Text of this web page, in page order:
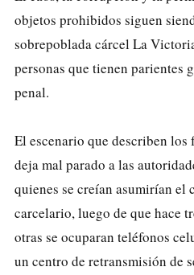
objetos prohibidos siguen
sobrepoblada cárcel La
personas que tienen parientes
penal.
El escenario que describen
deja mal parado a las
quienes se creían asumirían
carcelario, luego de que hace
otras se ocuparan teléfonos
un centro de retransmisión de